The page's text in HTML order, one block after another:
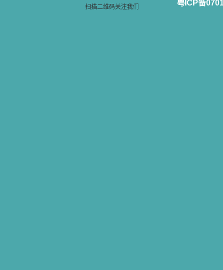
扫描二维码关注我们 粤ICP备